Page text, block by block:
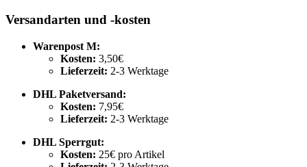
Versandarten und -kosten
Warenpost M:
Kosten: 3,50€
Lieferzeit: 2-3 Werktage
DHL Paketversand:
Kosten: 7,95€
Lieferzeit: 2-3 Werktage
DHL Sperrgut:
Kosten: 25€ pro Artikel